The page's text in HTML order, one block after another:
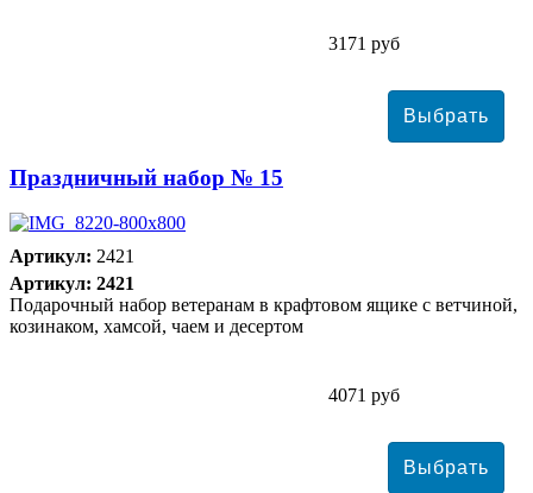
3171 руб
Праздничный набор № 15
Артикул: 2421
Артикул: 2421
Подарочный набор ветеранам в крафтовом ящике с ветчиной,
козинаком, хамсой, чаем и десертом
4071 руб